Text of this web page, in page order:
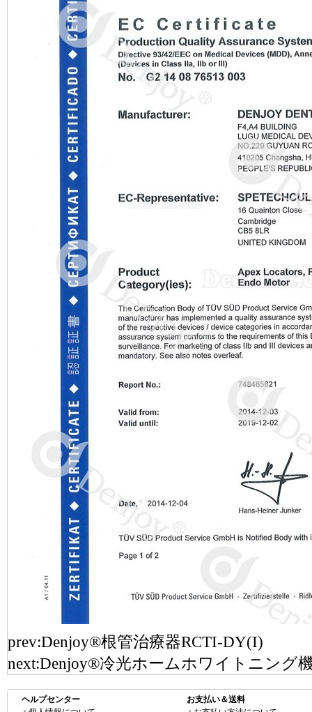
prev:Denjoy®根管治療器RCTI-DY(I)
next:Denjoy®冷光ホームホワイトニング
ヘルプセンター
お支払い＆送料